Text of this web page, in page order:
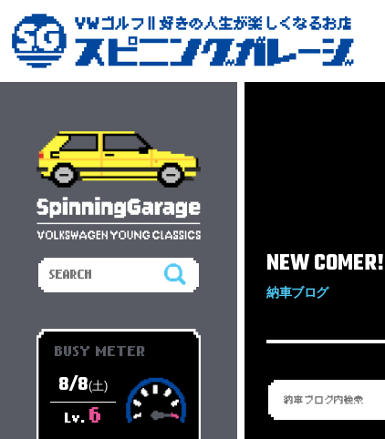
NEW COMER!
納車ブログ
BUSY METER
8/8(土)
Lv. 6